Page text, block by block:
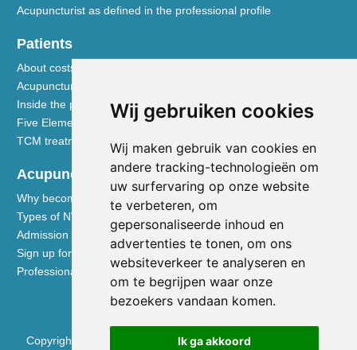
Wij gebruiken cookies
Wij maken gebruik van cookies en
andere tracking-technologieën om
uw surfervaring op onze website
te verbeteren, om
gepersonaliseerde inhoud en
advertenties te tonen, om ons
websiteverkeer te analyseren en
om te begrijpen waar onze
bezoekers vandaan komen.
Ik ga akkoord
Acupuncturist as defined in the professional profile
Patients
About costs and reimbursements
Acupuncture explained
Inside the practice
Five Element nutrition
TCM treatment disciplines
Acupuncturists
Why become a member of the NVA
Types of NVA membership
Admission requirements
Sign up for membership
Professional liability insurance
Copyright © 2026 Nederlandse Vereniging voor Acupunctuur